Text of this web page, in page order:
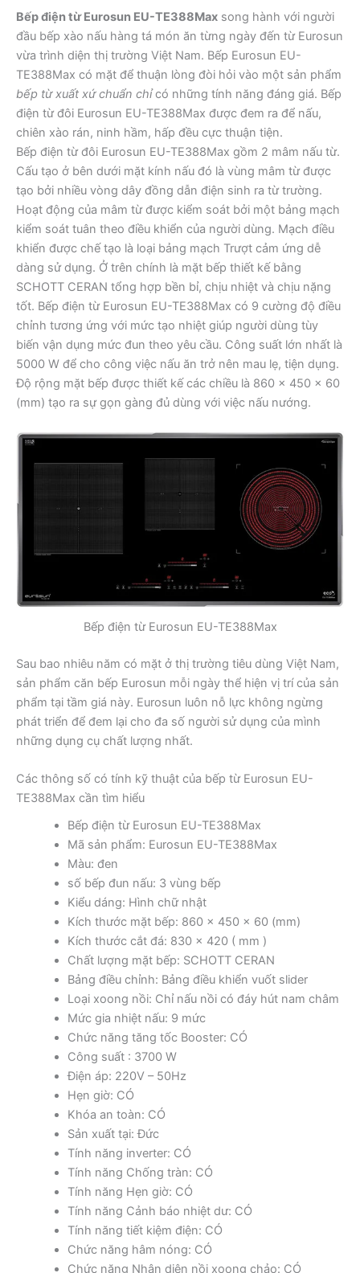
Bếp điện từ Eurosun EU-TE388Max song hành với người
đầu bếp xào nấu hàng tá món ăn từng ngày đến từ Eurosun
vừa trình diện thị trường Việt Nam. Bếp Eurosun EU-
TE388Max có mặt để thuận lòng đòi hỏi vào một sản phẩm
bếp từ xuất xứ chuẩn chỉcó những tính năng đáng giá. Bếp
điện từ đôi Eurosun EU-TE388Max được đem ra để nấu,
chiên xào rán, ninh hầm, hấp đều cực thuận tiện.
Bếp điện từ đôi Eurosun EU-TE388Max gồm 2 mâm nấu từ.
Cấu tạo ở bên dưới mặt kính nấu đó là vùng mâm từ được
tạo bởi nhiều vòng dây đồng dẫn điện sinh ra từ trường.
Hoạt động của mâm từ được kiểm soát bởi một bảng mạch
kiểm soát tuân theo điều khiển của người dùng. Mạch điều
khiển được chế tạo là loại bảng mạch Trượt cảm ứng dễ
dàng sử dụng. Ở trên chính là mặt bếp thiết kế bằng
SCHOTT CERAN tổng hợp bền bỉ, chịu nhiệt và chịu nặng
tốt. Bếp điện từ Eurosun EU-TE388Max có 9 cường độ điều
chỉnh tương ứng với mức tạo nhiệt giúp người dùng tùy
biến vận dụng mức đun theo yêu cầu. Công suất lớn nhất là
5000 W để cho công việc nấu ăn trở nên mau lẹ, tiện dụng.
Độ rộng mặt bếp được thiết kế các chiều là 860 x 450 x 60
(mm) tạo ra sự gọn gàng đủ dùng với việc nấu nướng.
Bếp điện từ Eurosun EU-TE388Max
Sau bao nhiêu năm có mặt ở thị trường tiêu dùng Việt Nam,
sản phẩm căn bếp Eurosun mỗi ngày thể hiện vị trí của sản
phẩm tại tầm giá này. Eurosun luôn nỗ lực không ngừng
phát triển để đem lại cho đa số người sử dụng của mình
những dụng cụ chất lượng nhất.
Các thông số có tính kỹ thuật của bếp từ Eurosun EU-
TE388Max cần tìm hiểu
Bếp điện từ Eurosun EU-TE388Max
Mã sản phẩm: Eurosun EU-TE388Max
Màu: đen
số bếp đun nấu: 3 vùng bếp
Kiểu dáng: Hình chữ nhật
Kích thước mặt bếp: 860 x 450 x 60 (mm)
Kích thước cắt đá: 830 x 420 ( mm )
Chất lượng mặt bếp: SCHOTT CERAN
Bảng điều chỉnh: Bảng điều khiển vuốt slider
Loại xoong nồi: Chỉ nấu nồi có đáy hút nam châm
Mức gia nhiệt nấu: 9 mức
Chức năng tăng tốc Booster: CÓ
Công suất : 3700 W
Điện áp: 220V – 50Hz
Hẹn giờ: CÓ
Khóa an toàn: CÓ
Sản xuất tại: Đức
Tính năng inverter: CÓ
Tính năng Chống tràn: CÓ
Tính năng Hẹn giờ: CÓ
Tính năng Cảnh báo nhiệt dư: CÓ
Tính năng tiết kiệm điện: CÓ
Chức năng hâm nóng: CÓ
Chức năng Nhận diện nồi xoong chảo: CÓ